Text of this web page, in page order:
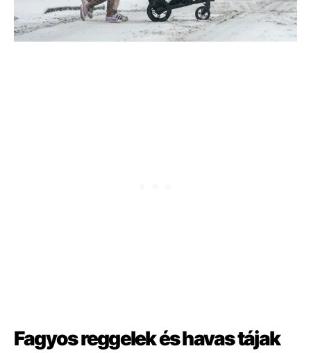
Fagyos reggelek és havas tájak